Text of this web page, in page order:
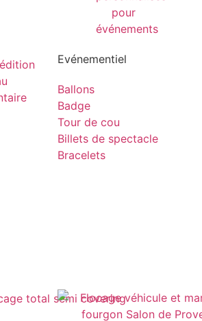
Evénementiel
Ballons
Badge
Tour de cou
Billets de spectacle
Bracelets